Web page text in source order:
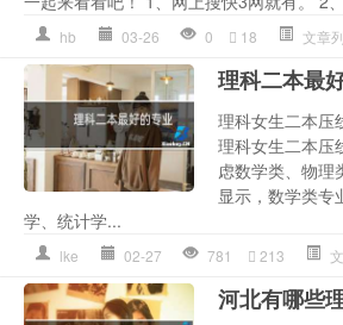
hb 03-26 0 18 文章
理科二本最
理科女生二本压
理科女生二本压
虑数学类、物理
显示，数学类专
学、统计学...
lke 02-27 781 213
河北有哪些